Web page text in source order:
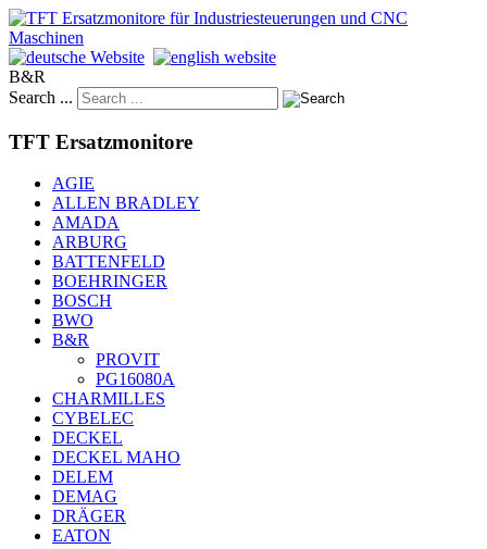
B&R
Search ...
TFT Ersatzmonitore
AGIE
ALLEN BRADLEY
AMADA
ARBURG
BATTENFELD
BOEHRINGER
BOSCH
BWO
B&R
PROVIT
PG16080A
CHARMILLES
CYBELEC
DECKEL
DECKEL MAHO
DELEM
DEMAG
DRÄGER
EATON